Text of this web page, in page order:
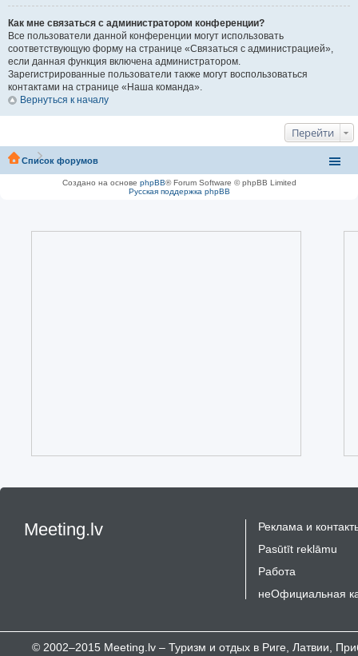
Как мне связаться с администратором конференции?
Все пользователи данной конференции могут использовать
соответствующую форму на странице «Связаться с администрацией»,
если данная функция включена администратором.
Зарегистрированные пользователи также могут воспользоваться
контактами на странице «Наша команда».
Вернуться к началу
Перейти
Список форумов
Создано на основе phpBB® Forum Software © phpBB Limited
Русская поддержка phpBB
Meeting.lv
Реклама и
Pasūtīt reklāmu
Работа
неОфициальная
© 2002–2015 Meeting.lv – Туризм и отдых в Риге, Латвии,